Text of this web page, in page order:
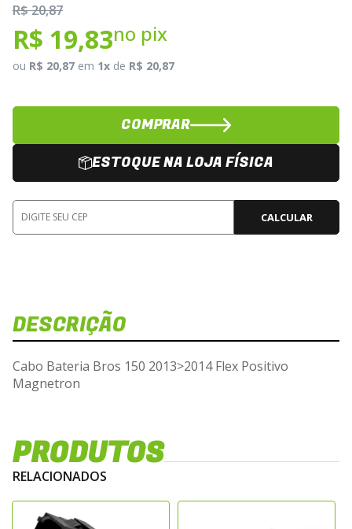
R$ 20,87
R$ 19,83no pix
ou R$ 20,87 em 1x de R$ 20,87
COMPRAR
ESTOQUE NA LOJA FÍSICA
CALCULAR
DESCRIÇÃO
Cabo Bateria Bros 150 2013>2014 Flex Positivo
Magnetron
PRODUTOS
RELACIONADOS